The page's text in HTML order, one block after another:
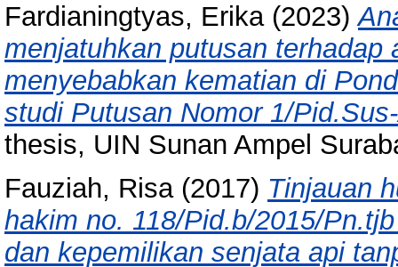
Fardianingtyas, Erika(2023)
menjatuhkan putusan
menyebabkan kematian di
studi Putusan Nomor 1/
thesis, UIN Sunan Ampel
Fauziah, Risa(2017) Tinjauan
hakim no. 118/Pid.b/2015/
dan kepemilikan senjata api